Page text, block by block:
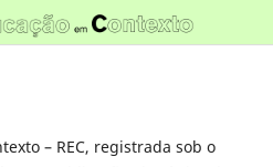
– REC, registrada sob o